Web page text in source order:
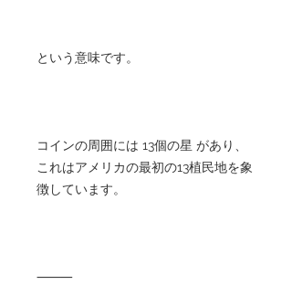
という意味です。
コインの周囲には 13個の星 があり、
これはアメリカの最初の13植民地を象
徴しています。
⸻